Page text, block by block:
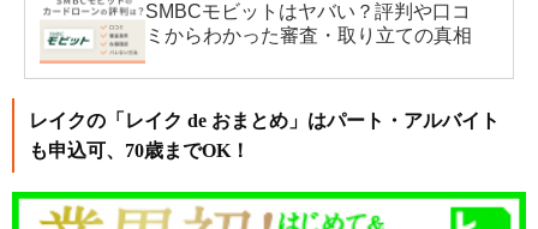
SMBCモビットはヤバい？評判や口コ
ミからわかった審査・取り立ての真相
レイクの「レイク de おまとめ」はパート・アルバイト
も申込可、70歳までOK！